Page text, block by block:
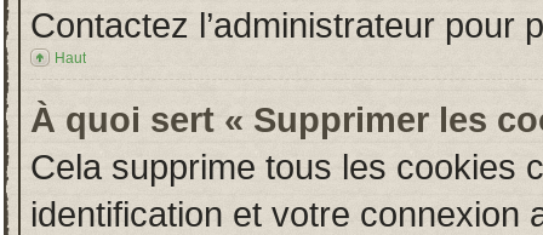
Contactez l’administrateur pour
Haut
À quoi sert « Supprimer les
Cela supprime tous les cookies
identification et votre connexion